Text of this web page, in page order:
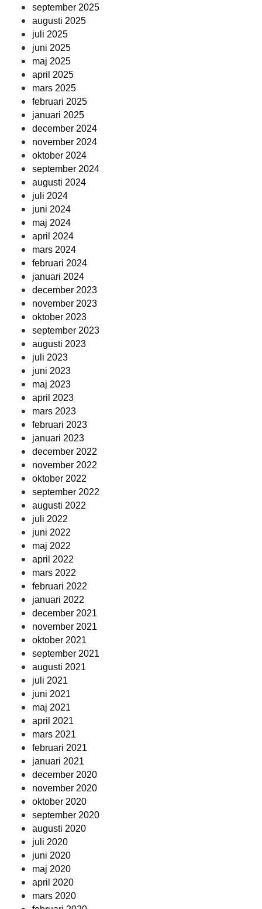
september 2025
augusti 2025
juli 2025
juni 2025
maj 2025
april 2025
mars 2025
februari 2025
januari 2025
december 2024
november 2024
oktober 2024
september 2024
augusti 2024
juli 2024
juni 2024
maj 2024
april 2024
mars 2024
februari 2024
januari 2024
december 2023
november 2023
oktober 2023
september 2023
augusti 2023
juli 2023
juni 2023
maj 2023
april 2023
mars 2023
februari 2023
januari 2023
december 2022
november 2022
oktober 2022
september 2022
augusti 2022
juli 2022
juni 2022
maj 2022
april 2022
mars 2022
februari 2022
januari 2022
december 2021
november 2021
oktober 2021
september 2021
augusti 2021
juli 2021
juni 2021
maj 2021
april 2021
mars 2021
februari 2021
januari 2021
december 2020
november 2020
oktober 2020
september 2020
augusti 2020
juli 2020
juni 2020
maj 2020
april 2020
mars 2020